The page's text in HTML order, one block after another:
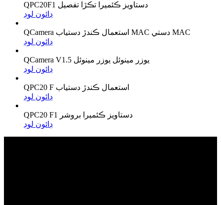
QPC20F1 دستاويز ڪئميرا تڪڙا تفصيل
ڊائون لوڊ
QCamera استعمال ڪندڙ دستياب MAC دستي MAC
ڊائون لوڊ
QCamera V1.5 يوزر مينوئل يوزر مينوئل
ڊائون لوڊ
QPC20 F استعمال ڪندڙ دستياب
ڊائون لوڊ
QPC20 F1 دستاويز ڪئميرا بروشر
ڊائون لوڊ